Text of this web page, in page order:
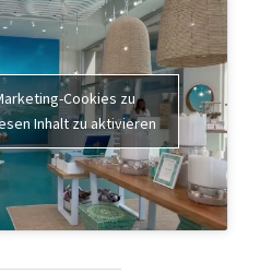
Cookies zu
Inhalt zu aktivieren